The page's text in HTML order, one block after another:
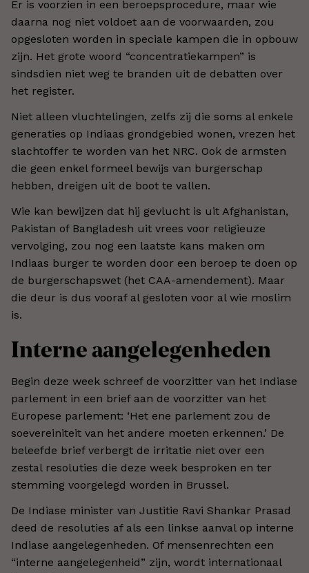
Er is voorzien in een beroepsprocedure, maar wie
daarna nog niet voldoet aan de voorwaarden, zou
opgesloten worden in speciale kampen die in opbouw
zijn. Het grote woord “concentratiekampen” is
sindsdien niet weg te branden uit de debatten over
het register.
Niet alleen vluchtelingen, zelfs zij die soms al enkele
generaties op Indiaas grondgebied wonen, vrezen het
slachtoffer te worden van het NRC. Ook de armsten
die geen enkel formeel bewijs van burgerschap
hebben, dreigen uit de boot te vallen.
Wie kan bewijzen dat hij gevlucht is uit Afghanistan,
Pakistan of Bangladesh uit vrees voor religieuze
vervolging, zou nog een laatste kans maken om
Indiaas burger te worden door een beroep te doen op
de burgerschapswet (het CAA-amendement). Maar
die deur is dus vooraf al gesloten voor al wie moslim
is.
Interne aangelegenheden
Begin deze week schreef de voorzitter van het Indiase
parlement in een brief aan de voorzitter van het
Europese parlement: ‘Het ene parlement zou de
soevereiniteit van het andere moeten erkennen.’ De
beleefde brief verbergt de irritatie niet over een
zestal resoluties die deze week besproken en ter
stemming voorgelegd worden in Brussel.
De Indiase minister van Justitie Ravi Shankar Prasad
deed de resoluties af als een linkse aanval op interne
Indiase aangelegenheden. Of mensenrechten een
“interne aangelegenheid” zijn, wordt internationaal